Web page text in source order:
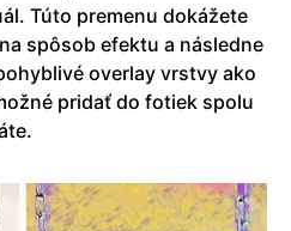
Túto premenu dokážete
spôsob efektu a následne
overlay vrstvy ako
pridať do fotiek spolu